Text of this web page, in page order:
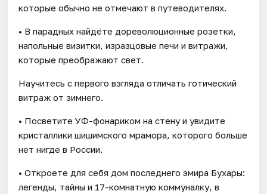
которые обычно не отмечают в путеводителях.
• В парадных найдёте дореволюционные розетки,
напольные визитки, изразцовые печи и витражи,
которые преображают свет.
Научитесь с первого взгляда отличать готический
витраж от зимнего.
• Посветите УФ-фонариком на стену и увидите
кристаллики шишимского мрамора, которого больше
нет нигде в России.
• Откроете для себя дом последнего эмира Бухары:
легенды, тайны и 17-комнатную коммуналку, в